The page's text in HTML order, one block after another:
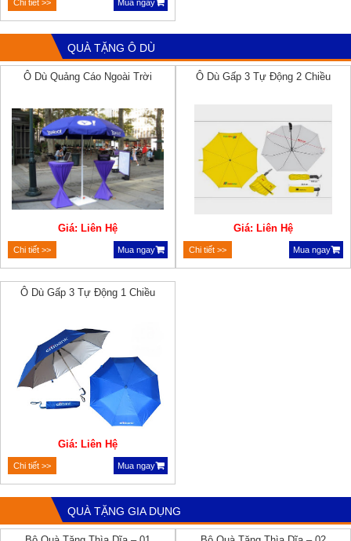
Chi tiết >> Mua ngay
QUÀ TẶNG Ô DÙ
Ô Dù Quảng Cáo Ngoài Trời
Giá: Liên Hệ
Chi tiết >> Mua ngay
Ô Dù Gấp 3 Tự Động 2 Chiều
Giá: Liên Hệ
Chi tiết >> Mua ngay
Ô Dù Gấp 3 Tự Động 1 Chiều
Giá: Liên Hệ
Chi tiết >> Mua ngay
QUÀ TẶNG GIA DỤNG